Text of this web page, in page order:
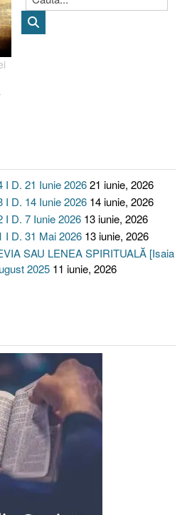
I D. 21 Iunie 202621 iunie, 2026
I D. 14 Iunie 2026 14 iunie, 2026
I D. 7 Iunie 2026 13 iunie, 2026
I D. 31 Mai 2026 13 iunie, 2026
SAU LENEA SPIRITUALĂ [Isaia
2025 11 iunie, 2026